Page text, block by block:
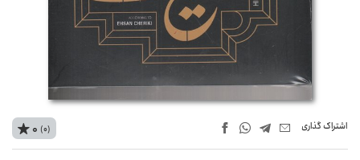
اشتراک‌ گذاری 0 (0)